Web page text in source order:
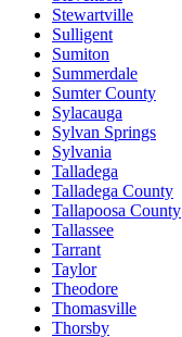
Stewartville
Sulligent
Sumiton
Summerdale
Sumter County
Sylacauga
Sylvan Springs
Sylvania
Talladega
Talladega County
Tallapoosa County
Tallassee
Tarrant
Taylor
Theodore
Thomasville
Thorsby